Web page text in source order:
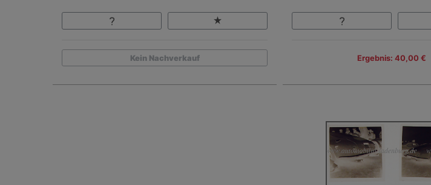
Kein Nachverkauf Ergebnis: 40,00 €